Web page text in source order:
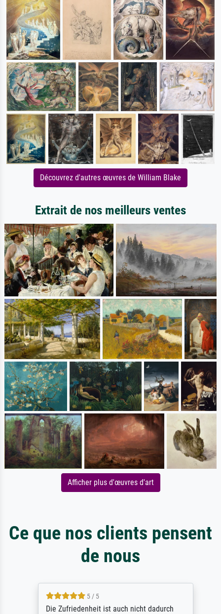
Découvrez d'autres œuvres de William Blake
Extrait de nos meilleurs ventes
Afficher plus d'œuvres d'art
Ce que nos clients pensent
de nous
5 / 5
Die Zufriedenheit ist auch nicht dadurch